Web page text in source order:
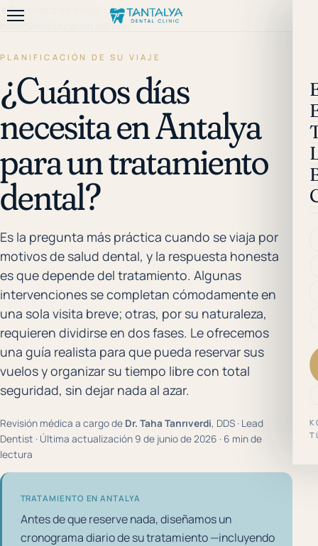
←Biblioteca de salud
Inicio/ Duración del viaje
PLANIFICACIÓN DE SU VIAJE
¿Cuántos días
necesita en Antalya
para un tratamiento
dental?
Es la pregunta más práctica cuando se viaja por
motivos de salud dental, y la respuesta honesta
es que depende del tratamiento. Algunas
intervenciones se completan cómodamente en
una sola visita breve; otras, por su naturaleza,
requieren dividirse en dos fases. Le ofrecemos
una guía realista para que pueda reservar sus
vuelos y organizar su tiempo libre con total
seguridad, sin dejar nada al azar.
Revisión médica a cargo de Dr. Taha Tanrıverdi, DDS · Lead
Dentist · Última actualización 9 de junio de 2026 · 6 min de
lectura
TRATAMIENTO EN ANTALYA
Antes de que reserve nada, diseñamos un
cronograma diario de su tratamiento —incluyendo